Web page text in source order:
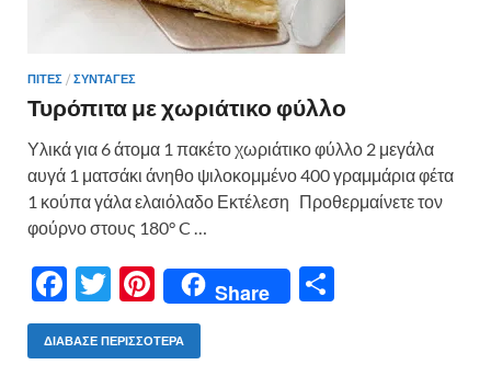
ΠΙΤΕΣ / ΣΥΝΤΑΓΕΣ
Τυρόπιτα με χωριάτικο φύλλο
Υλικά για 6 άτομα 1 πακέτο χωριάτικο φύλλο 2 μεγάλα
αυγά 1 ματσάκι άνηθο ψιλοκομμένο 400 γραμμάρια φέτα
1 κούπα γάλα ελαιόλαδο Εκτέλεση Προθερμαίνετε τον
φούρνο στους 180° C …
F
ac
e
T
w
itt
Pi
nt
er
Share
ΔΙΆΒΑΣΕ ΠΕΡΙΣΣΌΤΕΡΑ